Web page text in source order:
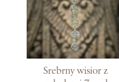
Srebrny wisior z